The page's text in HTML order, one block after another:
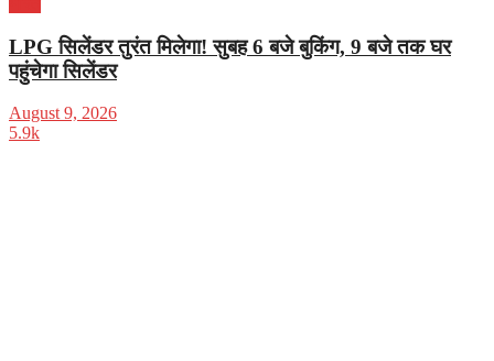
LPG सिलेंडर तुरंत मिलेगा! सुबह 6 बजे बुकिंग, 9 बजे तक घर
पहुंचेगा सिलेंडर
August 9, 2026
5.9k